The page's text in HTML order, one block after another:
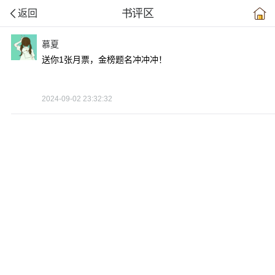
返回 书评区
慕夏
送你1张月票，金榜题名冲冲冲！
2024-09-02 23:32:32